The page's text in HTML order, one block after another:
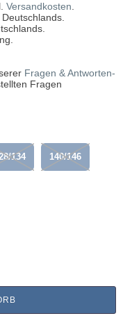
Versandkosten.
Fragen & Antworten-
Fragen
134 140/146